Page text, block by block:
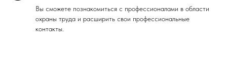
Вы сможете познакомиться с профессионалами в области
охраны труда и расширить свои профессиональные
контакты.